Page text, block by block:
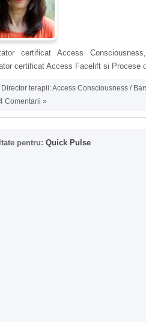
certificat Access
certificat Access Facelift si Procese
Director terapii:Access Consciousness /
Comentarii »
pentru: Quick Pulse